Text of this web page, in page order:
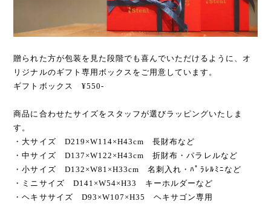
贈られた方が包装を見た段階でも喜んでいただけるように、オ
リジナルのギフト専用ボックスをご用意しています。
ギフトボックス ¥550-
商品に合わせたサイズをスタッフが選びラッピングいたしま
す。
・大サイズ D219×W114×H43cm 長財布など
・中サイズ D137×W122×H43cm 折財布・パラレルなど
・小サイズ D132×W81×H33cm 名刺入れ・ﾊﾟﾗﾚﾙﾐﾆなど
・ミニサイズ D141×W54×H33 キーホルダーなど
・ヘキササイズ D93×W107×H35 ヘキサゴン専用